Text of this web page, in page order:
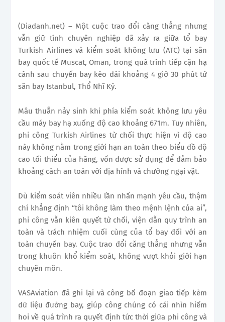
(Diadanh.net) – Một cuộc trao đổi căng thẳng nhưng
vẫn giữ tính chuyên nghiệp đã xảy ra giữa tổ bay
Turkish Airlines và kiểm soát không lưu (ATC) tại sân
bay quốc tế Muscat, Oman, trong quá trình tiếp cận hạ
cánh sau chuyến bay kéo dài khoảng 4 giờ 30 phút từ
sân bay Istanbul, Thổ Nhĩ Kỳ.
Mâu thuẫn nảy sinh khi phía kiểm soát không lưu yêu
cầu máy bay hạ xuống độ cao khoảng 671m. Tuy nhiên,
phi công Turkish Airlines từ chối thực hiện vì độ cao
này không nằm trong giới hạn an toàn theo biểu đồ độ
cao tối thiểu của hãng, vốn được sử dụng để đảm bảo
khoảng cách an toàn với địa hình và chướng ngại vật.
Dù kiểm soát viên nhiều lần nhấn mạnh yêu cầu, thậm
chí khẳng định “tôi không làm theo mệnh lệnh của ai”,
phi công vẫn kiên quyết từ chối, viện dẫn quy trình an
toàn và trách nhiệm cuối cùng của tổ bay đối với an
toàn chuyến bay. Cuộc trao đổi căng thẳng nhưng vẫn
trong khuôn khổ kiểm soát, không vượt khỏi giới hạn
chuyên môn.
VASAviation đã ghi lại và công bố đoạn giao tiếp kèm
dữ liệu đường bay, giúp công chúng có cái nhìn hiếm
hoi về quá trình ra quyết định tức thời giữa phi công và